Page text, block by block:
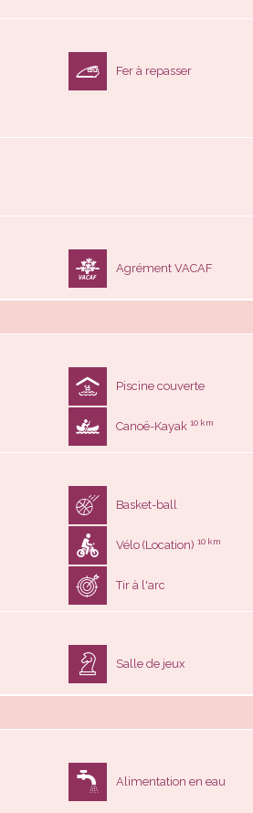
Fer à repasser
Agrément VACAF
Piscine couverte
Canoë-Kayak 10 km
Basket-ball
Vélo (Location) 10 km
Tir à l'arc
Salle de jeux
Alimentation en eau